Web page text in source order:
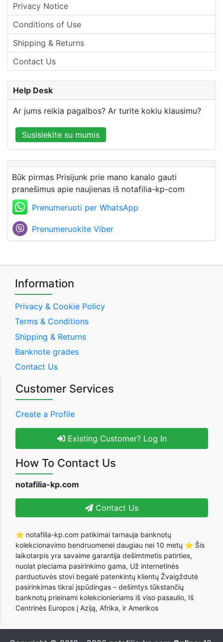
Privacy Notice
Conditions of Use
Shipping & Returns
Contact Us
Help Desk
Ar jums reikia pagalbos? Ar turite kokiu klausimu?
Susisiekite su mumis
Būk pirmas Prisijunk prie mano kanalo gauti
pranešimus apie naujienas iš notafilia-kp-com
Prenumeruoti per WhatsApp
Prenumeruokite Viber
Information
Privacy & Cookie Policy
Terms & Conditions
Shipping & Returns
Banknote grades
Contact Us
Customer Services
Create a Profile
Existing Customer? Log In
How To Contact Us
notafilia-kp.com
Contact Us
⭐ notafilia-kp.com patikimai tarnauja banknotų
kolekcionavimo bendruomenei daugiau nei 10 metų ⭐ Šis
laikotarpis yra savaime garantija dešimtmetis patirties,
nuolat pleciama pasirinkimo gama, Už internetinės
parduotuvės stovi begalė patenkintų klientų Žvaigždutė
pasirinkimas tikrai įspūdingas – dešimtys tūkstančių
banknotų prieinami kolekcionieriams iš viso pasaulio, Iš
Centrinės Europos į Aziją, Afrika, ir Amerikos